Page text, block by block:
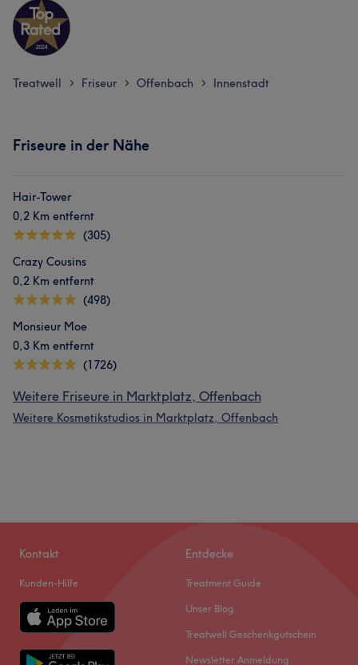
Treatwell > Friseur > Offenbach > Innenstadt
Friseure in der Nähe
Hair-Tower
0,2 Km entfernt
(305)
Crazy Cousins
0,2 Km entfernt
(498)
Monsieur Moe
0,3 Km entfernt
(1726)
Weitere Friseure in Marktplatz, Offenbach
Weitere Kosmetikstudios in Marktplatz, Offenbach
Kontakt
Kunden-Hilfe
Entdecke
Treatment Guide
Unser Blog
Treatwell Geschenkgutschein
Newsletter Anmeldung